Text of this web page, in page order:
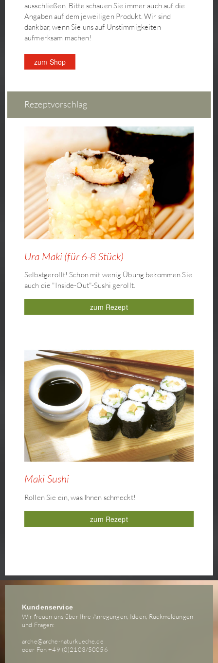
ausschließen. Bitte schauen Sie immer auch auf die
Angaben auf dem jeweiligen Produkt. Wir sind
dankbar, wenn Sie uns auf Unstimmigkeiten
aufmerksam machen!
zum Shop
Rezeptvorschlag
Ura Maki (für 6-8 Stück)
Selbstgerollt! Schon mit wenig Übung bekommen Sie
auch die "Inside-Out"-Sushi gerollt.
zum Rezept
Maki Sushi
Rollen Sie ein, was Ihnen schmeckt!
zum Rezept
Kundenservice
Wir freuen uns über Ihre Anregungen, Ideen, Rückmeldungen
und Fragen:
arche@arche-naturkueche.de
oder Fon +49 (0)2103/50056